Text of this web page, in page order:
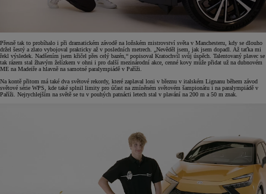
Přesně tak to probíhalo i při dramatickém závodě na loňském mistrovství světa v Manchesteru, kdy se dlouho
držel šestý a zlato vybojoval prakticky až v posledních metrech. „Nevěděl jsem, jak jsem dopadl. Až taťka mi
řekl výsledek. Nadšením jsem křičel přes celý bazén,“ popisoval Kratochvíl svůj úspěch. Talentovaný plavec se
tak rázem stal žhavým želízkem v ohni i pro další mezinárodní akce, cenné kovy může přidat už na dubnovém
ME na Madeiře a hlavně na samotné paralympiádě v Paříži.
Na kontě přitom má také dva světové rekordy, které zaplaval loni v březnu v italském Lignanu během závod
světové série WPS, kde také splnil limity pro účast na zmíněném světovém šampionátu i na paralympiádě v
Paříži. Nejrychlejším na světě se tu v pouhých patnácti letech stal v plavání na 200 m a 50 m znak.